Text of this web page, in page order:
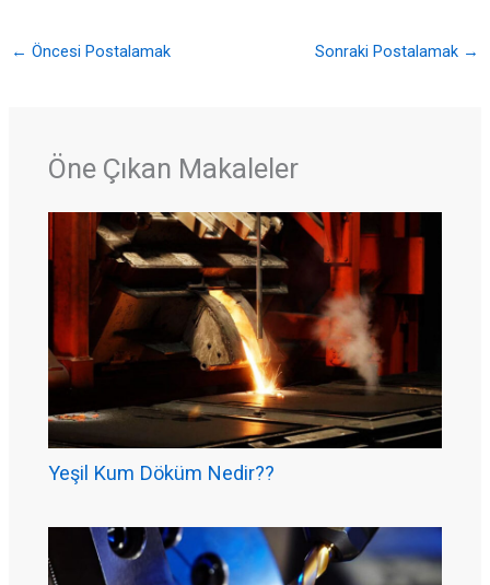
← Öncesi Postalamak Sonraki Postalamak →
Öne Çıkan Makaleler
Yeşil Kum Döküm Nedir??